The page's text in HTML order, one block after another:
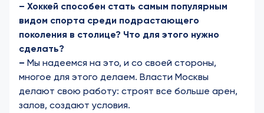
– Хоккей способен стать самым популярным
видом спорта среди подрастающего
поколения в столице? Что для этого нужно
сделать?
– Мы надеемся на это, и со своей стороны,
многое для этого делаем. Власти Москвы
делают свою работу: строят все больше арен,
залов, создают условия.